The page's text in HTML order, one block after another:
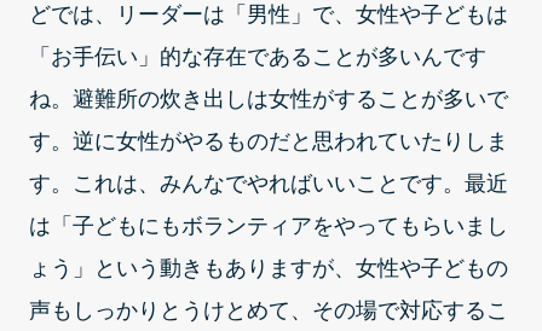
どでは、リーダーは「男性」で、女性や子どもは
「お手伝い」的な存在であることが多いんです
ね。避難所の炊き出しは女性がすることが多いで
す。逆に女性がやるものだと思われていたりしま
す。これは、みんなでやればいいことです。最近
は「子どもにもボランティアをやってもらいまし
ょう」という動きもありますが、女性や子どもの
声もしっかりとうけとめて、その場で対応するこ